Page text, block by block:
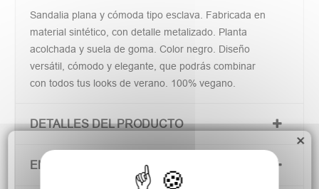
Sandalia plana y cómoda tipo esclava. Fabricada en
material sintético, con detalle metalizado. Planta
acolchada y suela de goma. Color negro. Diseño
versátil, cómodo y elegante, que podrás combinar
con todos tus looks de verano. 100% vegano.
DETALLES DEL PRODUCTO
ENVÍOS Y DEVOLUCIONES
×